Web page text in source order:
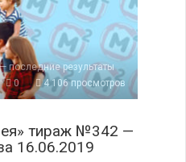
последние результаты
0
4 106 просмотров
тираж №342 —
16.06.2019